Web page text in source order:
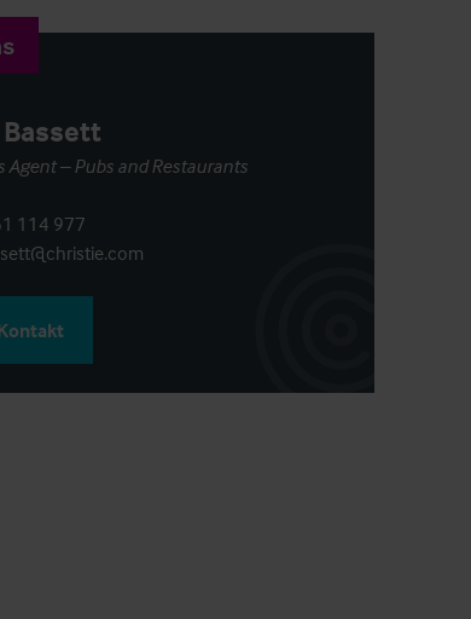
Bassett
Agent – Pubs and Restaurants
114 977